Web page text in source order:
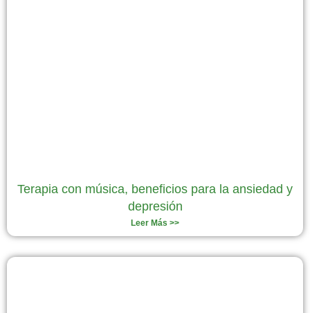
Terapia con música, beneficios para la ansiedad y
depresión
Leer Más >>